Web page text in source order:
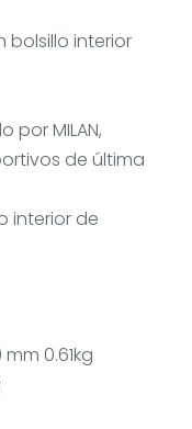
bolsillo interior
por MILAN,
de última
interior de
0.61kg